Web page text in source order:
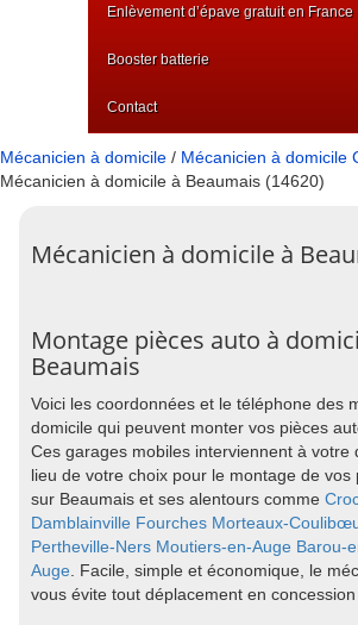
Enlèvement d’épave gratuit en France
Booster batterie
Contact
Mécanicien à domicile / Mécanicien à domicile
Mécanicien à domicile à Beaumais (14620)
Mécanicien à domicile à
Montage pièces auto à
Beaumais
Voici les coordonnées et le téléphone des
domicile qui peuvent monter vos pièces
Ces garages mobiles interviennent à votre
lieu de votre choix pour le montage de vos
sur Beaumais et ses alentours comme
Damblainville Fourches Morteaux-
Pertheville-Ners Moutiers-en-Auge Barou-
Auge. Facile, simple et économique, le
vous évite tout déplacement en